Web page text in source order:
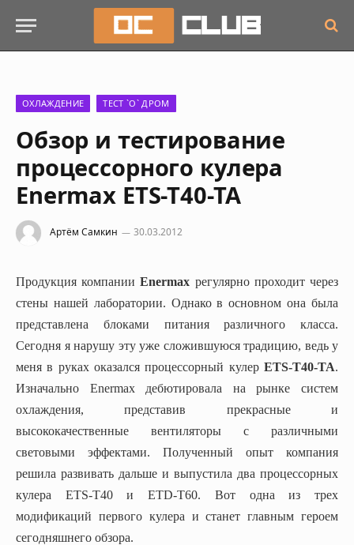
ОХЛАЖДЕНИЕ ТЕСТ `О` ДРОМ
Обзор и тестирование
процессорного кулера
Enermax ETS-T40-TA
Артём Самкин 30.03.2012
Продукция компанииEnermax регулярно проходит через
стены нашей лаборатории. Однако в основном она была
представлена блоками питания различного класса.
Сегодня я нарушу эту уже сложившуюся традицию, ведь у
меня в руках оказался процессорный кулер ETS-T40-TA.
Изначально Enermax дебютировала на рынке систем
охлаждения, представив прекрасные и
высококачественные вентиляторы с различными
световыми эффектами. Полученный опыт компания
решила развивать дальше и выпустила два процессорных
кулера ETS-T40 и ETD-T60. Вот одна из трех
модификаций первого кулера и станет главным героем
сегодняшнего обзора.